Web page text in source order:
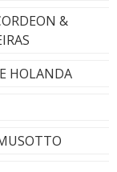
&
HOLANDA